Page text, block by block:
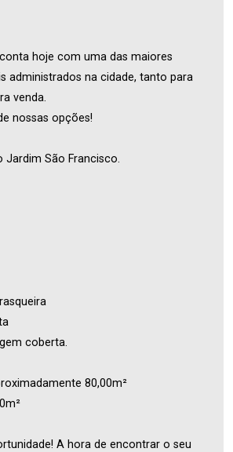
hoje com uma das maiores
administrados na cidade, tanto para
venda.
nossas opções!
Jardim São Francisco.
coberta.
80,00m²
A hora de encontrar o seu